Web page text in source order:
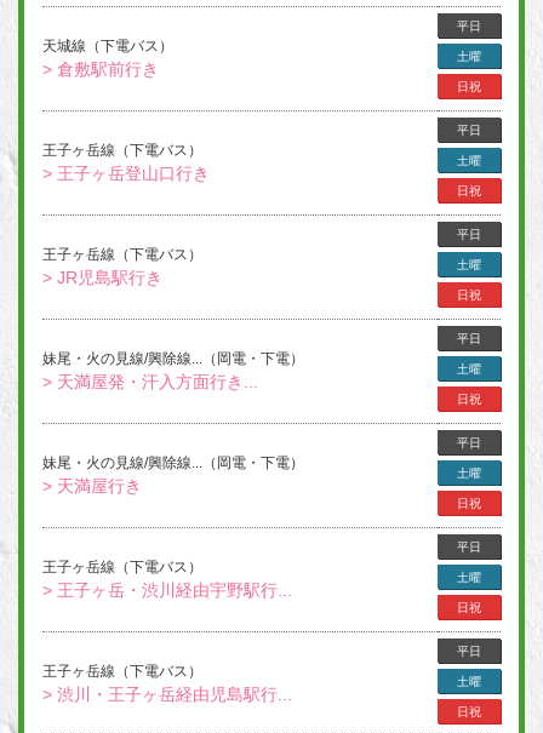
天城線（下電バス）
> 倉敷駅前行き
平日
土曜
日祝
王子ヶ岳線（下電バス）
> 王子ヶ岳登山口行き
平日
土曜
日祝
王子ヶ岳線（下電バス）
> JR児島駅行き
平日
土曜
日祝
妹尾・火の見線/興除線...（岡電・下電）
> 天満屋発・汗入方面行き...
平日
土曜
日祝
妹尾・火の見線/興除線...（岡電・下電）
> 天満屋行き
平日
土曜
日祝
王子ヶ岳線（下電バス）
> 王子ヶ岳・渋川経由宇野駅行...
平日
土曜
日祝
王子ヶ岳線（下電バス）
> 渋川・王子ヶ岳経由児島駅行...
平日
土曜
日祝